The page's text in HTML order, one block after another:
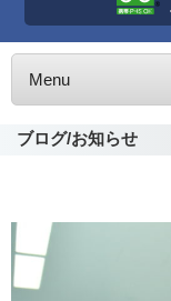
Menu
ブログ/お知らせ